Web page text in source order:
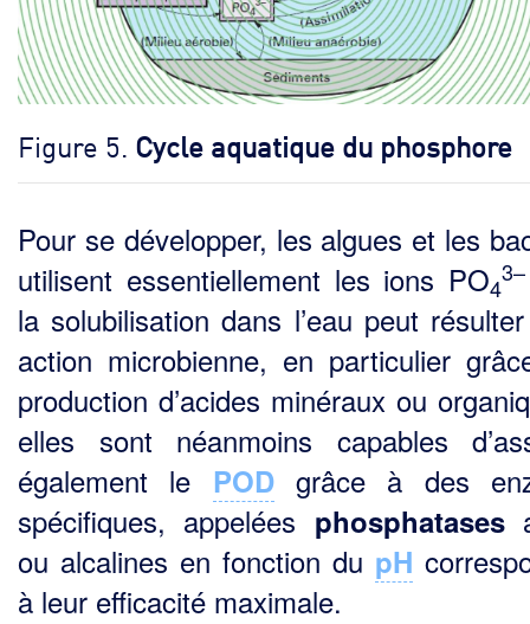
Figure 5. Cycle aquatique du phosphore
Pour se développer, les algues et les
utilisent essentiellement les ions PO4
3–
la solubilisation dans l’eau peut résulter
action microbienne, en particulier
production d’acides minéraux ou
elles sont néanmoins capables
également le PODgrâce à des
spécifiques, appelées phosphatases
ou alcalines en fonction du pH
à leur efficacité maximale.